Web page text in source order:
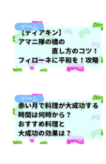
ゲーム
ゲーム